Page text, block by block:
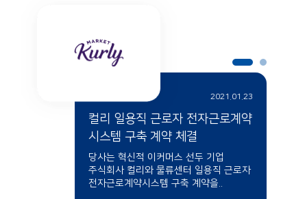
2021.01.23
컬리 일용직 근로자 전자근로계약
시스템 구축 계약 체결
당사는 혁신적 이커머스 선두 기업
주식회사 컬리와 물류센터 일용직 근로자
전자근로계약시스템 구축 계약을..